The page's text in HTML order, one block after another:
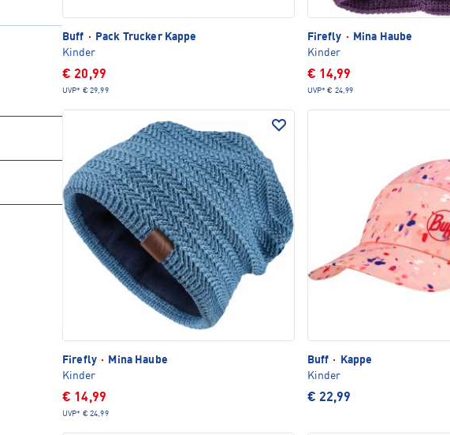
Buff ·
Pack Trucker Kappe
Kinder
€ 20,99
UVP* € 29,99
Firefly ·
Mina Haube
Kinder
€ 14,99
UVP* € 24,99
Firefly ·
Mina Haube
Kinder
€ 14,99
UVP* € 24,99
Buff ·
Kappe
Kinder
€ 22,99